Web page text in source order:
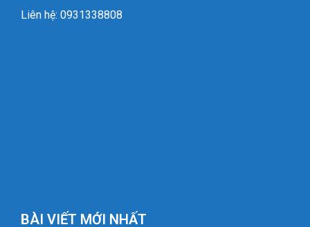
Liên hệ: 0931338808
BÀI VIẾT MỚI NHẤT